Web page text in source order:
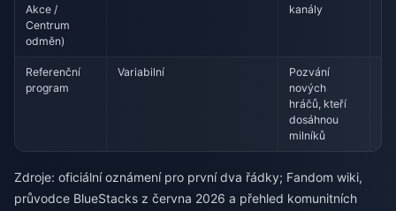
Akce /
Centrum
odměn)
kanály
Referenční
program
Variabilní
Pozvání
nových
hráčů, kteří
dosáhnou
milníků
Zdroje: oficiální oznámení pro první dva řádky; Fandom wiki,
průvodce BlueStacks z června 2026 a přehled komunitních